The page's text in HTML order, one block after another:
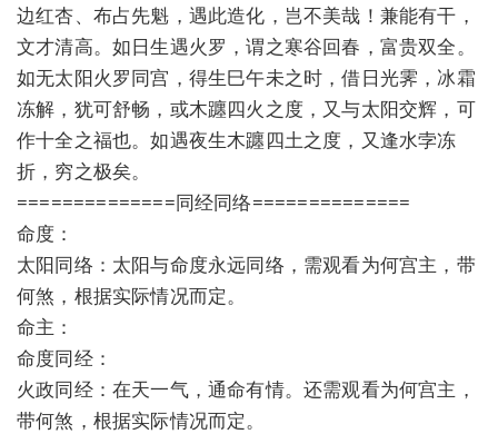
边红杏、布占先魁，遇此造化，岂不美哉！兼能有干，
文才清高。如日生遇火罗，谓之寒谷回春，富贵双全。
如无太阳火罗同宫，得生巳午未之时，借日光霁，冰霜
冻解，犹可舒畅，或木躔四火之度，又与太阳交辉，可
作十全之福也。如遇夜生木躔四土之度，又逢水孛冻
折，穷之极矣。
==============同经同络==============
命度：
太阳同络：太阳与命度永远同络，需观看为何宫主，带
何煞，根据实际情况而定。
命主：
命度同经：
火政同经：在天一气，通命有情。还需观看为何宫主，
带何煞，根据实际情况而定。